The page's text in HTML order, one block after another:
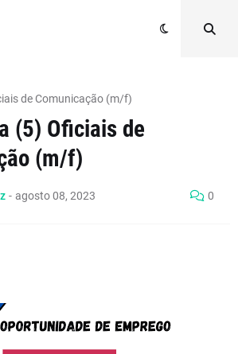
de Comunicação (m/f)
(5) Oficiais de
(m/f)
- agosto 08, 2023 0